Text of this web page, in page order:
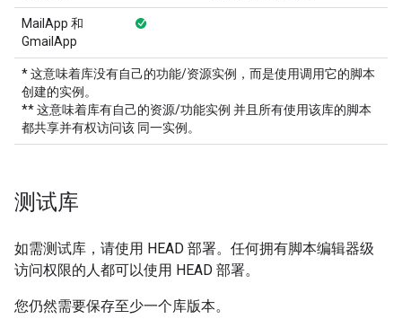
MailApp 和
GmailApp
* 这意味着库没有自己的功能/资源实例，而是使用调用它的脚本
创建的实例。
** 这意味着库有自己的资源/功能实例 并且所有使用该库的脚本
都共享并有权访问该 同一实例。
测试库
如需测试库，请使用 HEAD 部署。任何拥有脚本编辑器级
访问权限的人都可以使用 HEAD 部署。
您仍然需要保存至少一个库版本。